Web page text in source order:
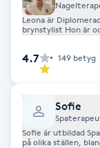
Makeup
Massage
hudtyp, behov och
långsiktiga
servicenivå och en
alltid står i centrum. Välkommen till en trygg, resultatinriktad
Leona är
brynstylist Hon är
4.7 149 betyg
Sofie
Sofie är utbildad
på olika ställen, bland